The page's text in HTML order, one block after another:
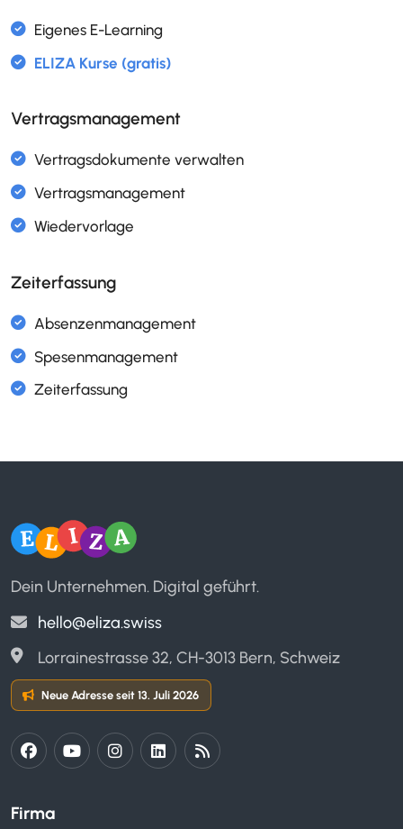
Interaktive Prozesslandkarte
Prozessbeschreibung mit DEMI/RACI
Prüfmittel verwalten
Meldekreise
Service Level Agreement (SLA)
Eigenes E-Learning
ELIZA Kurse (gratis)
Vertragsmanagement
Vertragsdokumente verwalten
Zeiterfassung
Firma
Dein Unternehmen. Digital geführt.
hello@eliza.swiss
Lorrainestrasse 32, CH-3013 Bern, Schweiz
Neue Adresse seit 13. Juli 2026